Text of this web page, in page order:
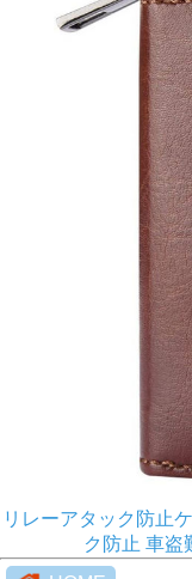
リレーアタック防止
ク防止 車盗